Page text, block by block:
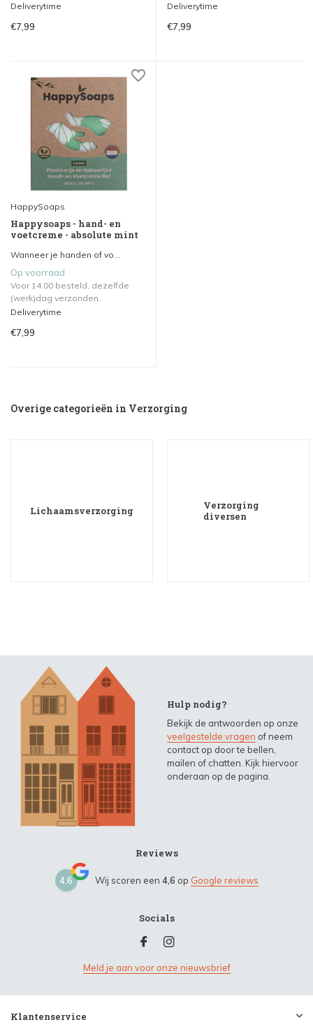
Deliverytime
€7,99
Deliverytime
€7,99
HappySoaps
Happysoaps - hand- en
voetcreme - absolute mint
Wanneer je handen of vo...
Op voorraad
Voor 14.00 besteld, dezelfde
(werk)dag verzonden.
Deliverytime
€7,99
Overige categorieën in Verzorging
Lichaamsverzorging
Verzorging
diversen
Hulp nodig?
Bekijk de antwoorden op onze
veelgestelde vragen of neem
contact op door te bellen,
mailen of chatten. Kijk hiervoor
onderaan op de pagina.
Reviews
4,6 Wij scoren een 4,6 op Google reviews
Socials
Meld je aan voor onze nieuwsbrief
Klantenservice